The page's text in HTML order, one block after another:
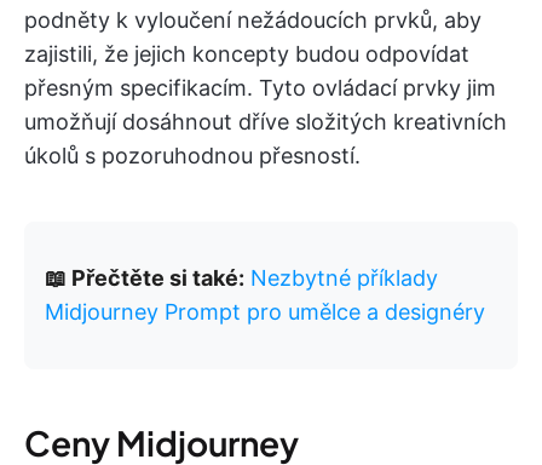
podněty k vyloučení nežádoucích prvků, aby
zajistili, že jejich koncepty budou odpovídat
přesným specifikacím. Tyto ovládací prvky jim
umožňují dosáhnout dříve složitých kreativních
úkolů s pozoruhodnou přesností.
📖 Přečtěte si také: Nezbytné příklady
Midjourney Prompt pro umělce a designéry
Ceny Midjourney